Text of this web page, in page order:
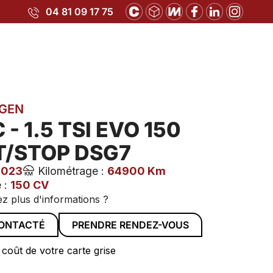
04 81 09 17 75
- 1.5 TSI EVO 150
STOP DSG7
Kilométrage : 64900 Km
: 150 CV
plus d'informations ?
PRENDRE RENDEZ-VOUS
de votre carte grise